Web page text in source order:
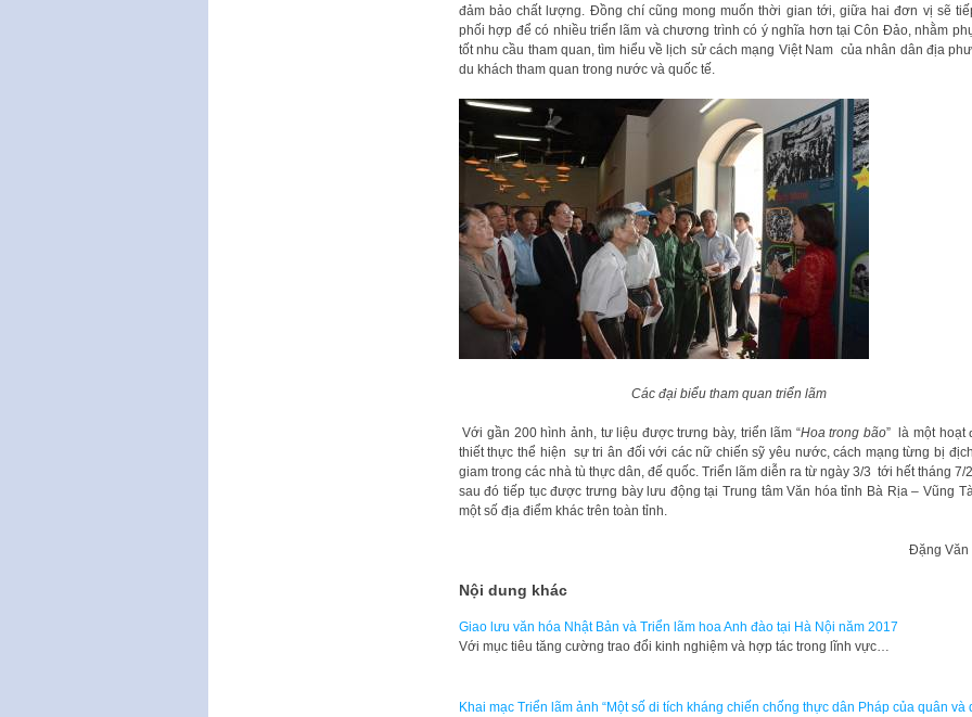
đảm bảo chất lượng. Đồng chí cũng mong muốn thời gian tới, giữa hai đơn vị sẽ
phối hợp để có nhiều triển lãm và chương trình có ý nghĩa hơn tại Côn Đảo, nhằm
tốt nhu cầu tham quan, tìm hiểu về lịch sử cách mạng Việt Nam của nhân dân địa
du khách tham quan trong nước và quốc tế.
Các đại biểu tham quan triển lãm
Với gần 200 hình ảnh, tư liệu được trưng bày, triển lãm “Hoa trong bão” là một hoạt
thiết thực thể hiện sự tri ân đối với các nữ chiến sỹ yêu nước, cách mạng từng bị địch
giam trong các nhà tù thực dân, đế quốc. Triển lãm diễn ra từ ngày 3/3 tới hết tháng 7/
sau đó tiếp tục được trưng bày lưu động tại Trung tâm Văn hóa tỉnh Bà Rịa – Vũng
một số địa điểm khác trên toàn tỉnh.
Đặng Văn
Nội dung khác
Giao lưu văn hóa Nhật Bản và Triển lãm hoa Anh đào tại Hà Nội năm 2017
Với mục tiêu tăng cường trao đổi kinh nghiệm và hợp tác trong lĩnh vực…
Khai mạc Triển lãm ảnh “Một số di tích kháng chiến chống thực dân Pháp của quân và